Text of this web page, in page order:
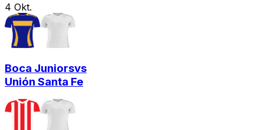
4 Okt.
Boca Juniorsvs
Unión Santa Fe